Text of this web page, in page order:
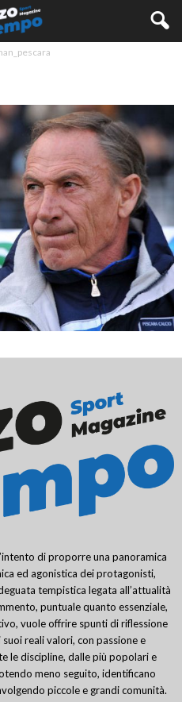
di proporre una panoramica
ed agonistica dei protagonisti,
tempistica legata all’attualità
puntuale quanto essenziale,
vuole offrire spunti di riflessione
reali valori, con passione e
le discipline, dalle più popolari e
meno seguito, identificano
piccole e grandi comunità.